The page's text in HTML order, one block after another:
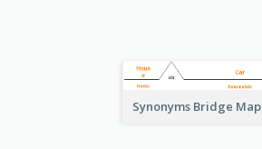
Synonyms Bridge Map